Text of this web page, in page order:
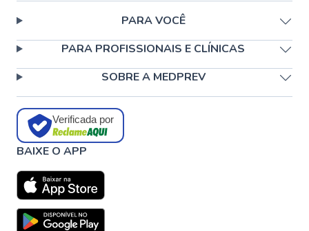
PARA VOCÊ
PARA PROFISSIONAIS E CLÍNICAS
SOBRE A MEDPREV
Verificada por
BAIXE O APP